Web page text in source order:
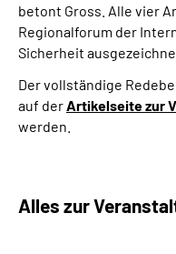
betont Gross. Alle vier
Regionalforum der
Sicherheit
Der vollständige
auf derArtikelseite zur
werden.
Alles zur